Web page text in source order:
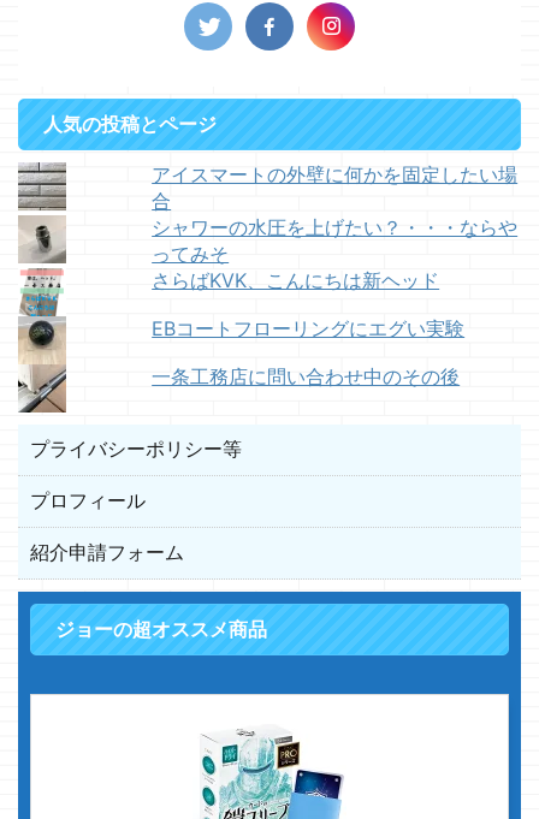
人気の投稿とページ
アイスマートの外壁に何かを固定したい場
合
シャワーの水圧を上げたい？・・・ならや
ってみそ
さらばKVK、こんにちは新ヘッド
EBコートフローリングにエグい実験
一条工務店に問い合わせ中のその後
プライバシーポリシー等
プロフィール
紹介申請フォーム
ジョーの超オススメ商品